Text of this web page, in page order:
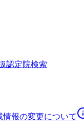
認定院検索
情報の変更について